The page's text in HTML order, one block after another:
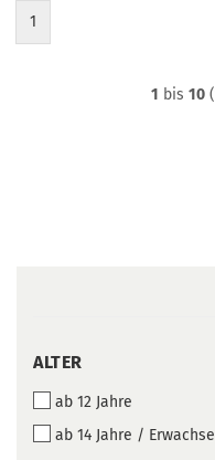
1
1 bis 10
ALTER
ALTER
ab 12 Jahre
ab 14 Jahre /